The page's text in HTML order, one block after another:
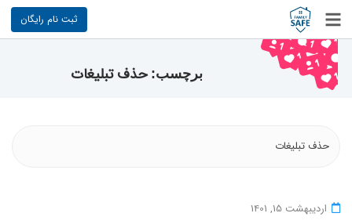
ثبت نام رایگان
برچسب:حذف تبلیغات
حذف تبلیغات
اردیبهشت 15, 1401